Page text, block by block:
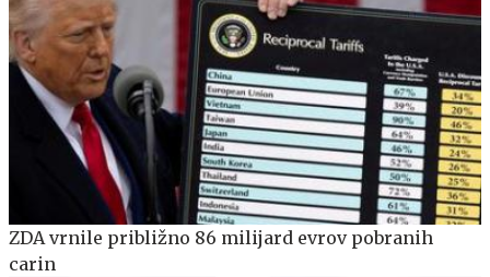
ZDA vrnile približno 86 milijard evrov pobranih
carin